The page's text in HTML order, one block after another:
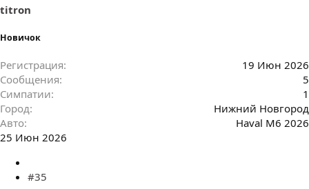
titron
Новичок
Регистрация
19 Июн 2026
Сообщения
5
Симпатии
1
Город
Нижний Новгород
Авто
Haval M6 2026
25 Июн 2026
#35